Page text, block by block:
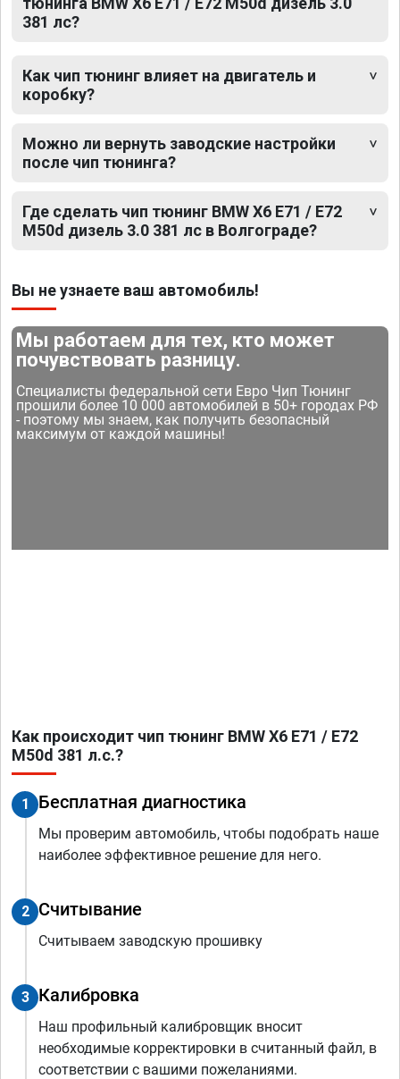
381 лс?
Как чип тюнинг влияет на двигатель и
коробку?
Можно ли вернуть заводские настройки
после чип тюнинга?
Где сделать чип тюнинг BMW X6 E71 / E72
M50d дизель 3.0 381 лс в Волгограде?
Вы не узнаете ваш автомобиль!
Мы работаем для тех, кто может
почувствовать разницу.
Специалисты федеральной сети Евро Чип Тюнинг
прошили более 10 000 автомобилей в 50+ городах РФ
- поэтому мы знаем, как получить безопасный
максимум от каждой машины!
Как происходит чип тюнинг BMW X6 E71 / E72
M50d 381 л.с.?
1 Бесплатная диагностика
Мы проверим автомобиль, чтобы подобрать наше
наиболее эффективное решение для него.
2 Считывание
Считываем заводскую прошивку
3 Калибровка
Наш профильный калибровщик вносит
необходимые корректировки в считанный файл, в
соответствии с вашими пожеланиями.